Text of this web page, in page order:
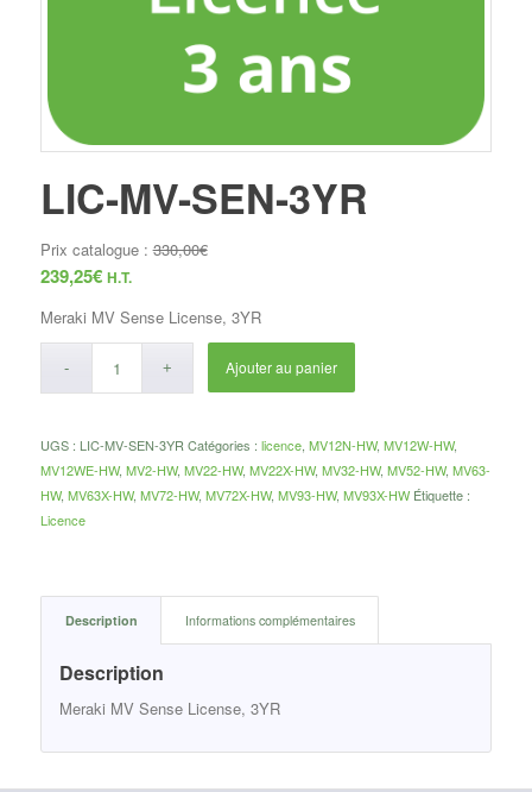
LIC-MV-SEN-3YR
Prix catalogue :330,00€
239,25€ H.T.
Meraki MV Sense License, 3YR
Ajouter au panier
UGS : LIC-MV-SEN-3YR Catégories : licence, MV12N-HW, MV12W-HW,
MV12WE-HW, MV2-HW, MV22-HW, MV22X-HW, MV32-HW, MV52-HW, MV63-
HW, MV63X-HW, MV72-HW, MV72X-HW, MV93-HW, MV93X-HW Étiquette :
Licence
Description Informations complémentaires
Description
Meraki MV Sense License, 3YR